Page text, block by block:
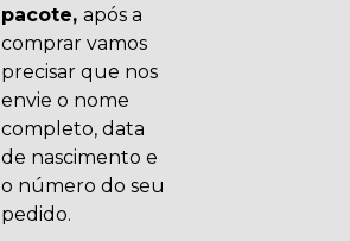
pacote,após a
comprar vamos
precisar que nos
envie o nome
completo, data
de nascimento e
o número do seu
pedido.